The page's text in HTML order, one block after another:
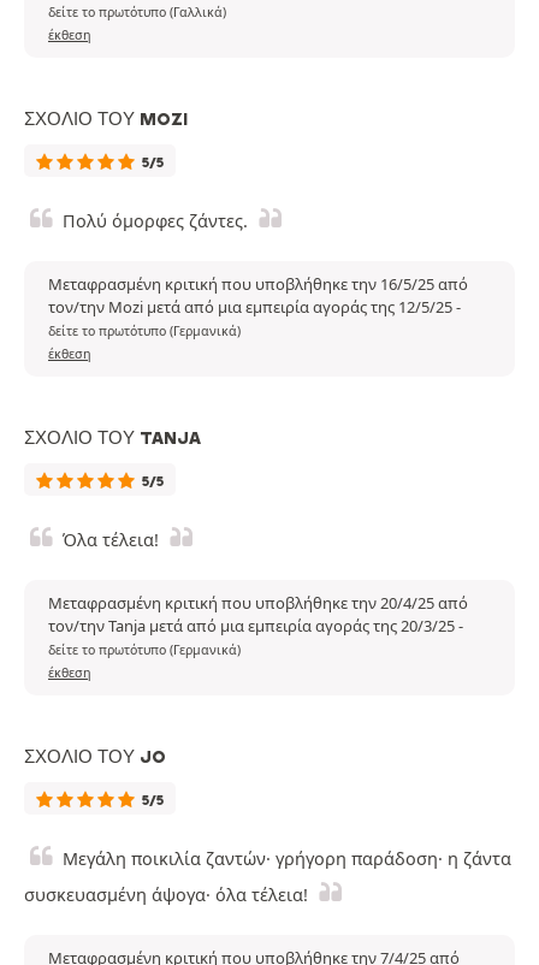
δείτε το πρωτότυπο (Γαλλικά)
έκθεση
ΣΧΌΛΙΟ ΤΟΥ MOZI
5/5
Πολύ όμορφες ζάντες.
Μεταφρασμένη κριτική που υποβλήθηκε την 16/5/25 από
τον/την Mozi μετά από μια εμπειρία αγοράς της 12/5/25-
δείτε το πρωτότυπο (Γερμανικά)
έκθεση
ΣΧΌΛΙΟ ΤΟΥ TANJA
5/5
Όλα τέλεια!
Μεταφρασμένη κριτική που υποβλήθηκε την 20/4/25 από
τον/την Tanja μετά από μια εμπειρία αγοράς της 20/3/25-
δείτε το πρωτότυπο (Γερμανικά)
έκθεση
ΣΧΌΛΙΟ ΤΟΥ JO
5/5
Μεγάλη ποικιλία ζαντών· γρήγορη παράδοση· η ζάντα
συσκευασμένη άψογα· όλα τέλεια!
Μεταφρασμένη κριτική που υποβλήθηκε την 7/4/25 από